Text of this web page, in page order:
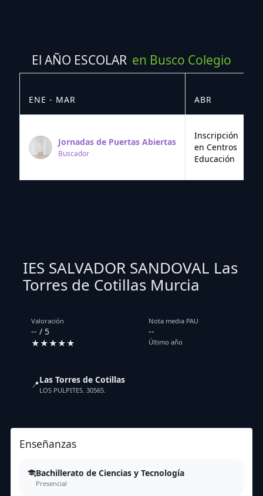
El AÑO ESCOLAR en Busco Colegio
ENE - MAR ABR
Jornadas de Puertas Abiertas
Buscador
Inscripción
en Centros
Educación
IES SALVADOR SANDOVAL Las
Torres de Cotillas Murcia
Valoración
-- / 5
★★★★★
Nota media PAU
--
Último año
📍Las Torres de Cotillas
LOS PULPITES. 30565.
Enseñanzas
Bachillerato de Ciencias y Tecnología
Presencial